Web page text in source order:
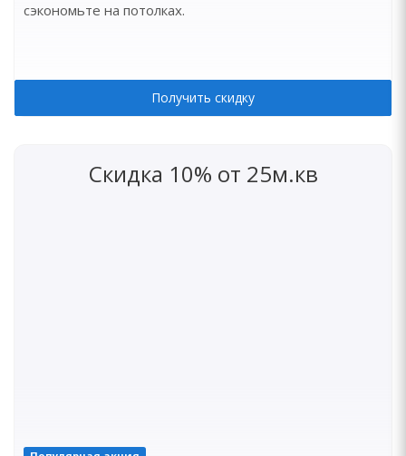
сэкономьте на потолках.
Получить скидку
Скидка 10% от 25м.кв